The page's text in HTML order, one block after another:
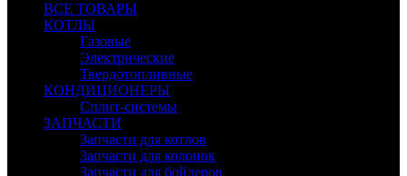
ВСЕ ТОВАРЫ
КОТЛЫ
Газовые
Электрические
Твердотопливные
КОНДИЦИОНЕРЫ
Сплит-системы
ЗАПЧАСТИ
Запчасти для котлов
Запчасти для колонок
Запчасти для бойлеров